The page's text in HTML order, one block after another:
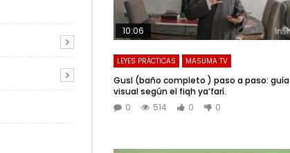
10:06
LEYES PRÁCTICAS MASUMA TV
Gusl (baño completo ) paso a paso: guía
visual según el fiqh ya‘farí.
0
514 0 0